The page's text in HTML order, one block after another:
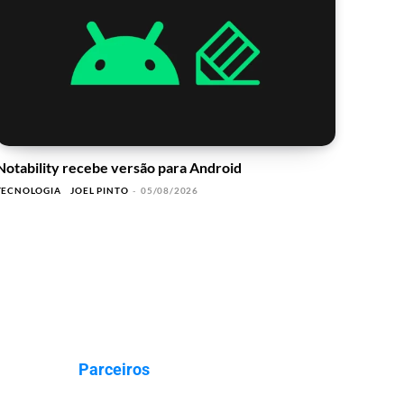
recebe versão para Android
JOEL PINTO - 05/08/2026
Parceiros